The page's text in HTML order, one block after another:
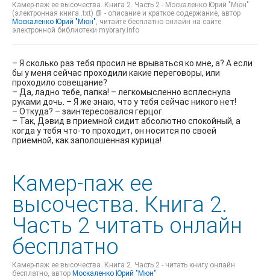
Камер-паж ее высочества. Книга 2. Часть 2 - Москаленко Юрий "Мюн"
(электронная книга .txt) 📗 - описание и краткое содержание, автор
Москаленко Юрий "Мюн", читайте бесплатно онлайн на сайте
электронной библиотеки mybrary.info
– Я сколько раз тебя просил не врываться ко мне, а? А если
бы у меня сейчас проходили какие переговоры, или
проходило совещание?
– Да, ладно тебе, папка! – легкомысленно всплеснула
руками дочь. – Я же знаю, что у тебя сейчас никого нет!
– Откуда? – заинтересовался герцог.
– Так, Дэвид в приемной сидит абсолютно спокойный, а
когда у тебя что-то проходит, он носится по своей
приемной, как заполошенная курица!
Камер-паж ее
высочества. Книга 2.
Часть 2 читать онлайн
бесплатно
Камер-паж ее высочества. Книга 2. Часть 2 - читать книгу онлайн
бесплатно, автор Москаленко Юрий "Мюн"